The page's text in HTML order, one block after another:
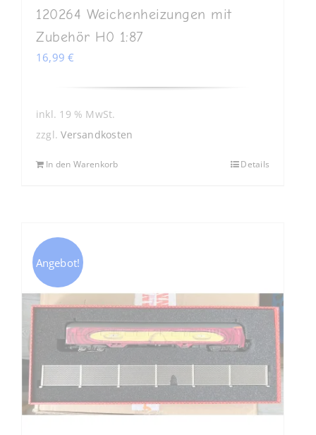
120264 Weichenheizungen mit
Zubehör H0 1:87
16,99€
inkl. 19 % MwSt.
zzgl.Versandkosten
In den Warenkorb Details
Angebot!